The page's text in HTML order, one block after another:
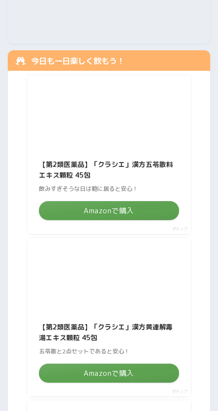
今日も一日楽しく飲もう！
【第2類医薬品】「クラシエ」漢方五苓散料
エキス顆粒 45包
飲みすぎそうな日は鞄に居ると安心！
Amazonで購入
ポチップ
【第2類医薬品】「クラシエ」漢方黄連解毒
湯エキス顆粒 45包
五苓散と2点セットであると安心！
Amazonで購入
ポチップ